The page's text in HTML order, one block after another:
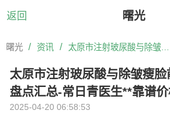
返回 曙光
曙光 / 资讯 /
太原市注射玻尿酸与除皱瘦
盘点汇总-常日青医生**靠谱
2025-04-20 06:58:53